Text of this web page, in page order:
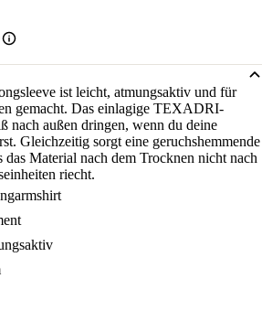
ist leicht, atmungsaktiv und für
gemacht. Das einlagige TEXADRI-
nach außen dringen, wenn du deine
Gleichzeitig sorgt eine geruchshemmende
das Material nach dem Trocknen nicht nach
riecht.